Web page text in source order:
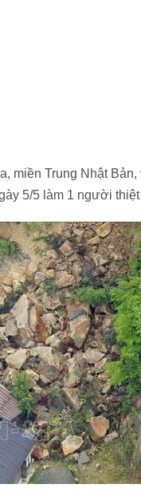
miền Trung Nhật
5/5 làm 1 người